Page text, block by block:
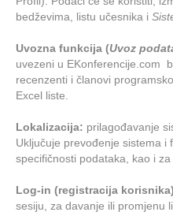
bedževima, listu učesnika i
Uvozna funkcija (Uvoz
uvezeni u EKonferencije.com
recenzenti i članovi
Excel liste.
Lokalizacija: prilagođavanje
Uključuje prevođenje sistema i
specifičnosti podataka, kao i
Log-in (registracija
sesiju, za davanje ili promjenu